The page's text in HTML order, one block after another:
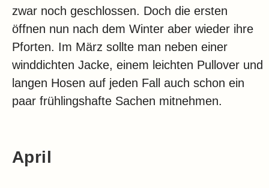
zwar noch geschlossen. Doch die ersten
öffnen nun nach dem Winter aber wieder ihre
Pforten. Im März sollte man neben einer
winddichten Jacke, einem leichten Pullover und
langen Hosen auf jeden Fall auch schon ein
paar frühlingshafte Sachen mitnehmen.
April